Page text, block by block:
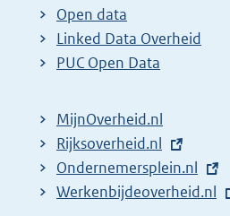
t
e
r
l
i
n
k
Open data
Linked Data Overheid
PUC Open Data
MijnOverheid.nl
E
x
t
Rijksoverheid.nl
e
x
E
x
Ondernemersplein.nl
e
E
Werkenbijdeoverheid.nl